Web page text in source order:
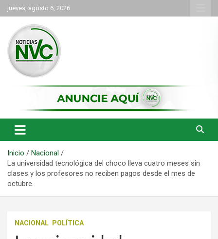
Saltar
al
contenido
jueves, agosto 6, 2026
NVC Noticias
Inicio
Nacional
La universidad tecnológica del choco lleva cuatro meses sin
clases y los profesores no reciben pagos desde el mes de
octubre.
NACIONAL POLÍTICA